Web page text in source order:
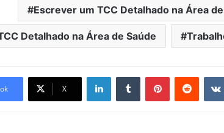
Escrever um TCC Detalhado na Área
Detalhado na Área de Saúde
X
LinkedinTumblr PinterestReddit